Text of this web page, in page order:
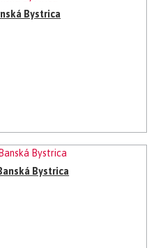
Bystrica
Bystrica